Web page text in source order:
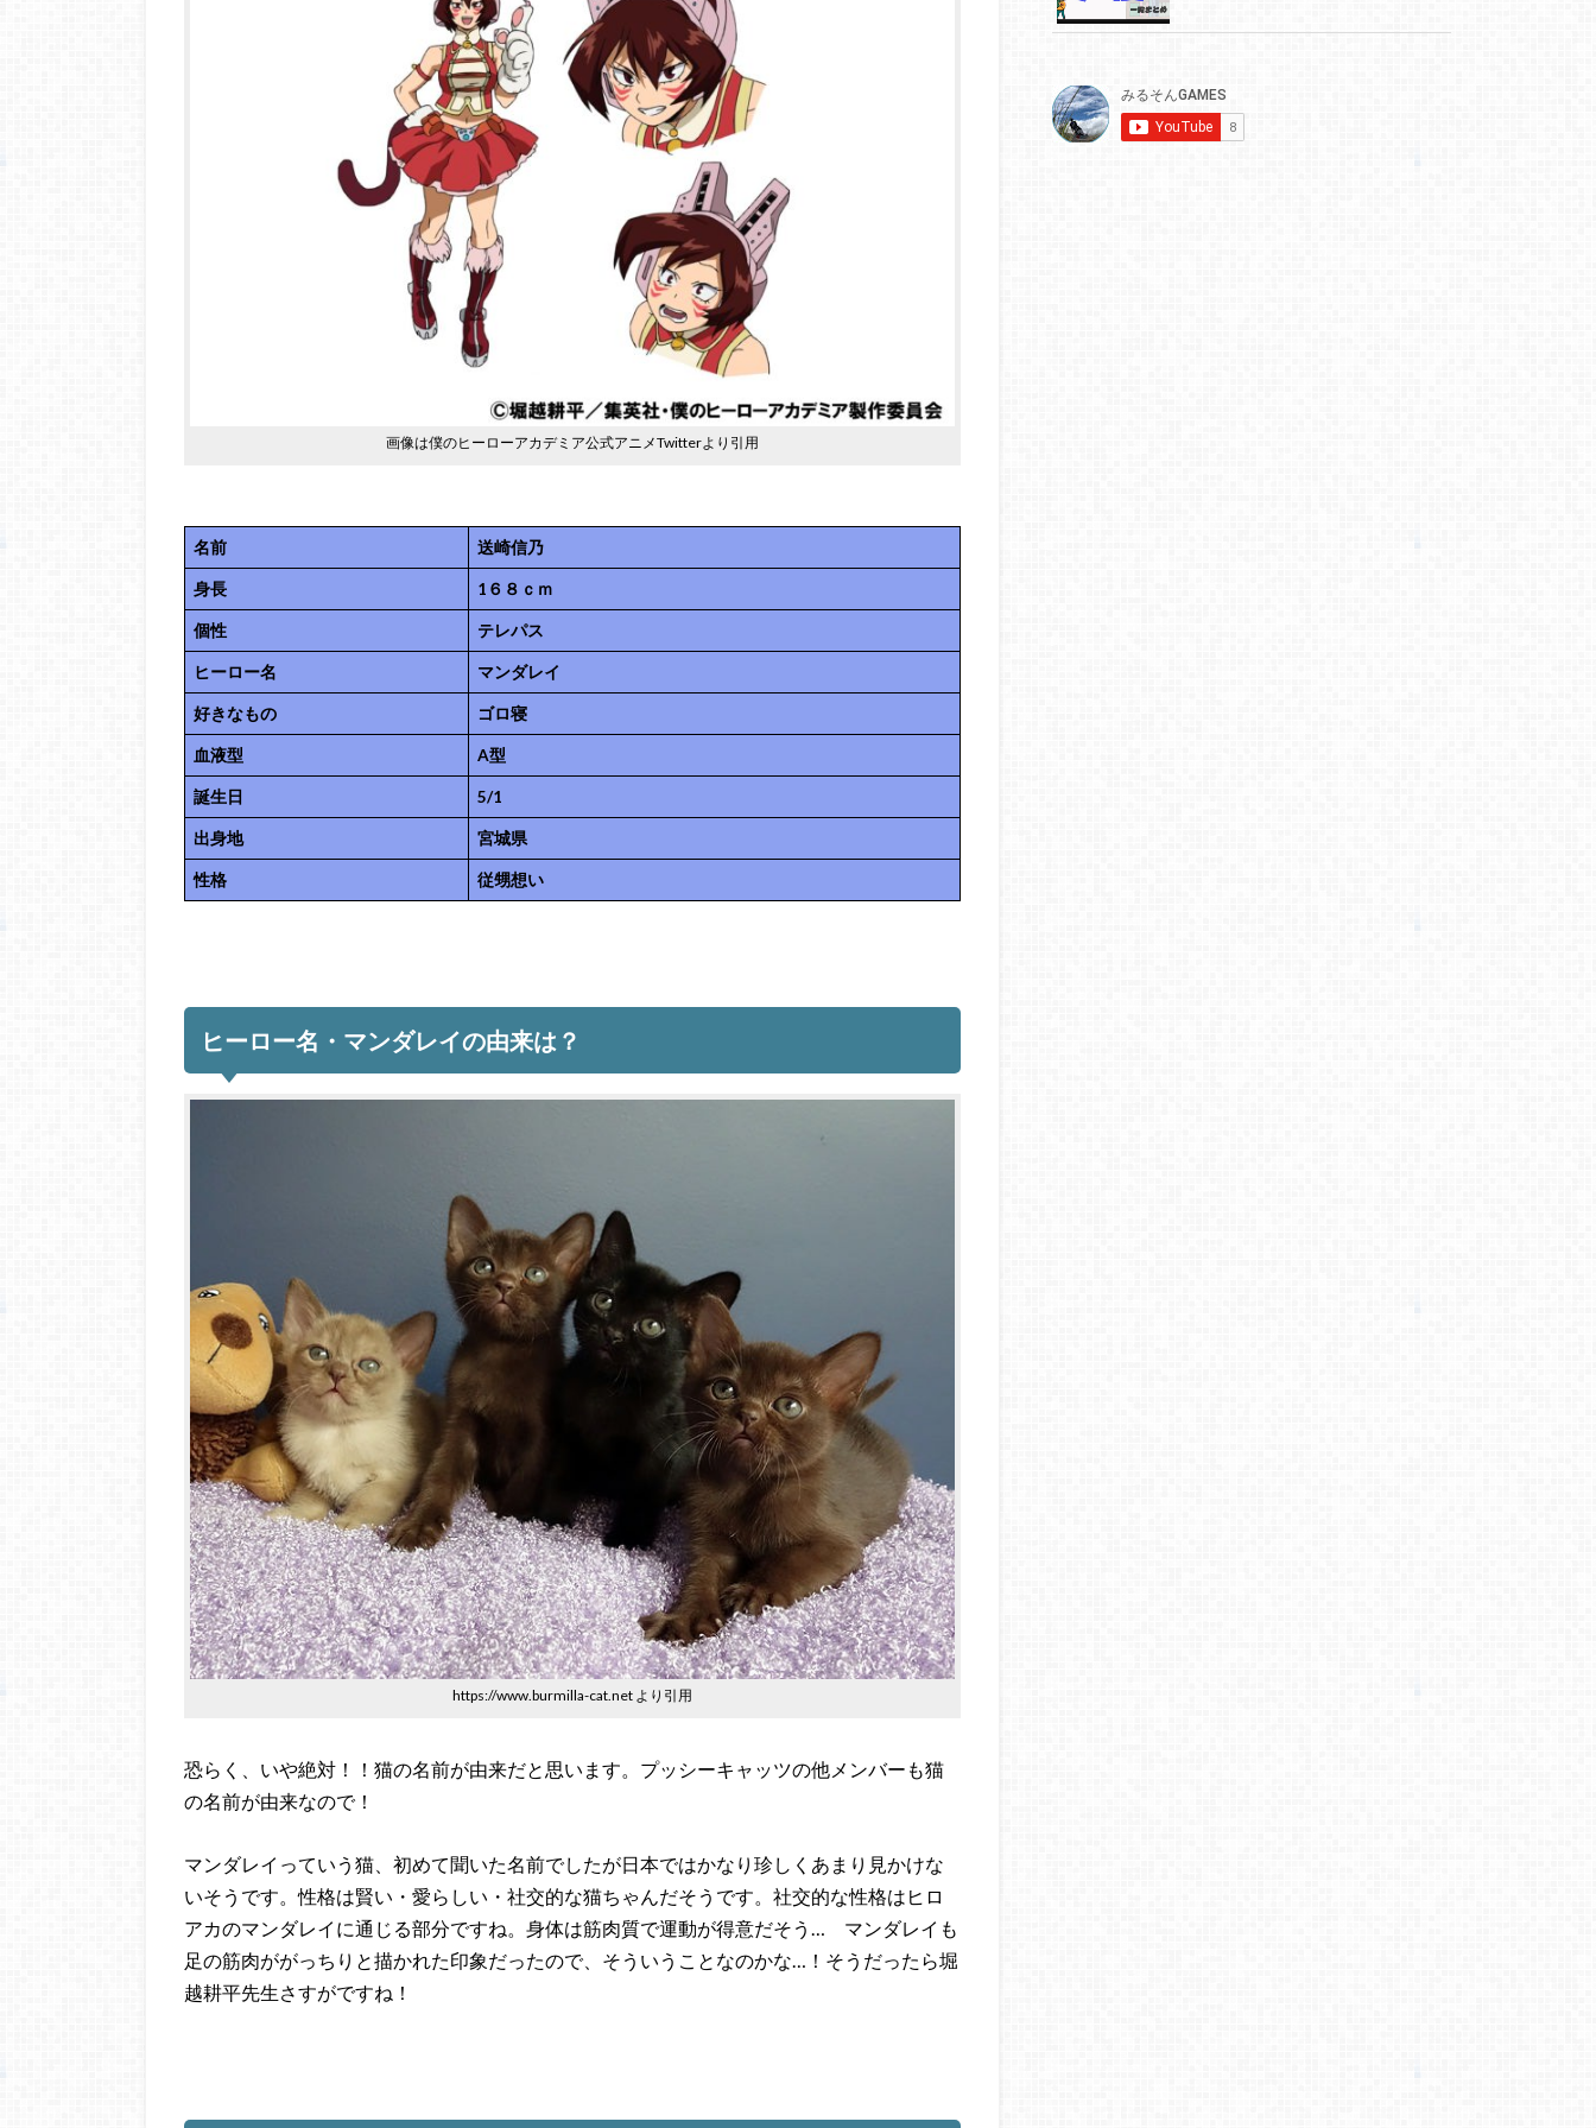
画像は僕のヒーローアカデミア公式アニメTwitterより引用
名前 送崎信乃
身長 1６８ｃｍ
個性 テレパス
ヒーロー名 マンダレイ
好きなもの ゴロ寝
血液型 A型
誕生日 5/1
出身地 宮城県
性格 従甥想い
ヒーロー名・マンダレイの由来は？
https://www.burmilla-cat.net より引用
恐らく、いや絶対！！猫の名前が由来だと思います。プッシーキャッツの他メンバーも猫
の名前が由来なので！
マンダレイっていう猫、初めて聞いた名前でしたが日本ではかなり珍しくあまり見かけな
いそうです。性格は賢い・愛らしい・社交的な猫ちゃんだそうです。社交的な性格はヒロ
アカのマンダレイに通じる部分ですね。身体は筋肉質で運動が得意だそう… マンダレイも
足の筋肉ががっちりと描かれた印象だったので、そういうことなのかな…！そうだったら堀
越耕平先生さすがですね！